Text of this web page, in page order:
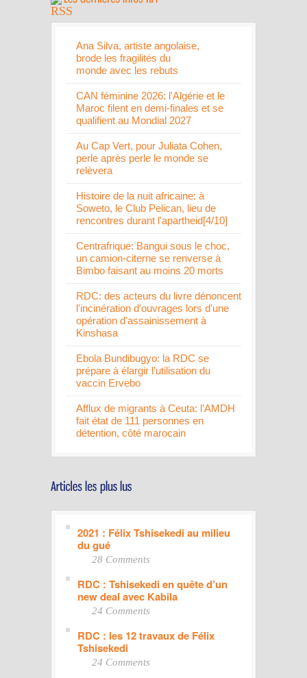
Ana Silva, artiste angolaise,
brode les fragilités du
monde avec les rebuts
CAN féminine 2026: l'Algérie et le
Maroc filent en demi-finales et se
qualifient au Mondial 2027
Au Cap Vert, pour Juliata Cohen,
perle après perle le monde se
relèvera
Histoire de la nuit africaine: à
Soweto, le Club Pelican, lieu de
rencontres durant l'apartheid[4/10]
Centrafrique: Bangui sous le choc,
un camion-citerne se renverse à
Bimbo faisant au moins 20 morts
RDC: des acteurs du livre dénoncent
l'incinération d'ouvrages lors d'une
opération d'assainissement à
Kinshasa
Ebola Bundibugyo: la RDC se
prépare à élargir l’utilisation du
vaccin Ervebo
Afflux de migrants à Ceuta: l’AMDH
fait état de 111 personnes en
détention, côté marocain
2021 : Félix Tshisekedi au milieu
du gué
28 Comments
RDC : Tshisekedi en quête d’un
new deal avec Kabila
24 Comments
RDC : les 12 travaux de Félix
Tshisekedi
24 Comments